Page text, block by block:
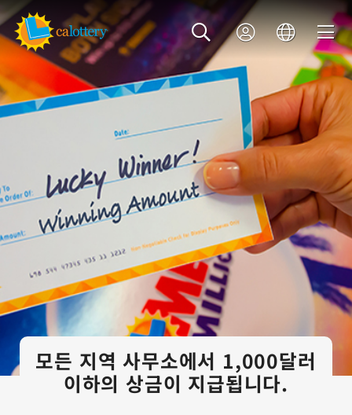
모든 지역 사무소에서 1,000달러
이하의 상금이 지급됩니다.